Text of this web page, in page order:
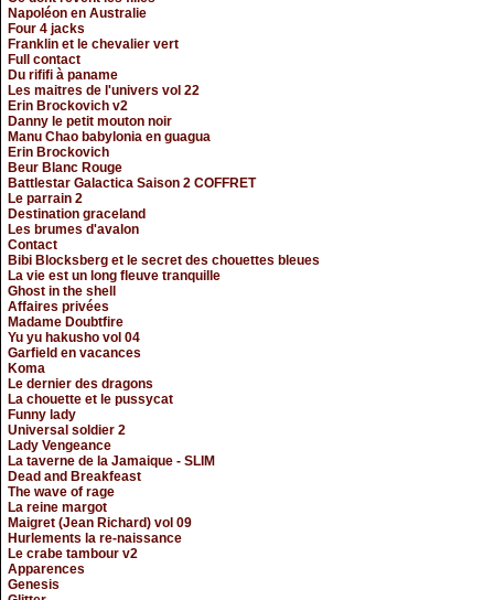
Napoléon en Australie
Four 4 jacks
Franklin et le chevalier vert
Full contact
Du rififi à paname
Les maitres de l'univers vol 22
Erin Brockovich v2
Danny le petit mouton noir
Manu Chao babylonia en guagua
Erin Brockovich
Beur Blanc Rouge
Battlestar Galactica Saison 2 COFFRET
Le parrain 2
Destination graceland
Les brumes d'avalon
Contact
Bibi Blocksberg et le secret des chouettes bleues
La vie est un long fleuve tranquille
Ghost in the shell
Affaires privées
Madame Doubtfire
Yu yu hakusho vol 04
Garfield en vacances
Koma
Le dernier des dragons
La chouette et le pussycat
Funny lady
Universal soldier 2
Lady Vengeance
La taverne de la Jamaique - SLIM
Dead and Breakfeast
The wave of rage
La reine margot
Maigret (Jean Richard) vol 09
Hurlements la re-naissance
Le crabe tambour v2
Apparences
Genesis